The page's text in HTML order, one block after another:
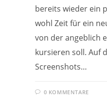
bereits wieder ein
wohl Zeit für ein
von der angeblich
kursieren soll. Auf
Screenshots…
0 KOMMENTARE